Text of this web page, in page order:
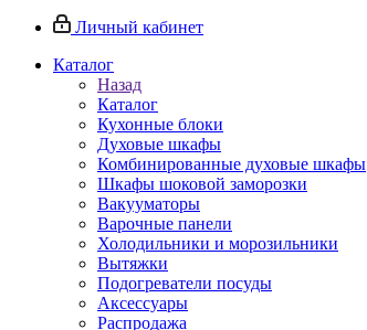
Личный кабинет
Каталог
Назад
Каталог
Кухонные блоки
Духовые шкафы
Комбинированные духовые шкафы
Шкафы шоковой заморозки
Вакууматоры
Варочные панели
Холодильники и морозильники
Вытяжки
Подогреватели посуды
Аксессуары
Распродажа